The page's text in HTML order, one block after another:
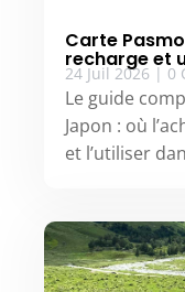
Carte
recharge et
24 Juil 2026 | 0
Le guide
Japon : où
et l’utiliser